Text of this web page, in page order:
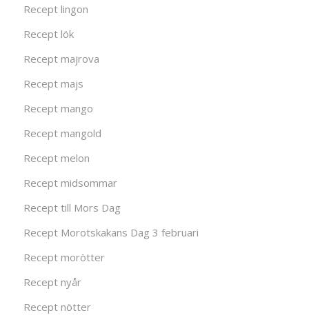
Recept lingon
Recept lök
Recept majrova
Recept majs
Recept mango
Recept mangold
Recept melon
Recept midsommar
Recept till Mors Dag
Recept Morotskakans Dag 3 februari
Recept morötter
Recept nyår
Recept nötter